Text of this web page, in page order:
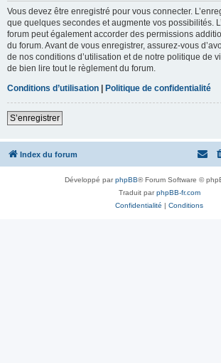
Vous devez être enregistré pour vous connecter.
que quelques secondes et augmente vos possibilités.
forum peut également accorder des permissions
du forum. Avant de vous enregistrer, assurez-vous
de nos conditions d’utilisation et de notre politique de
de bien lire tout le règlement du forum.
Conditions d’utilisation | Politique de confidentialité
S’enregistrer
Index du forum
Développé parphpBB® Forum Software ©
Traduit parphpBB-fr.com
Confidentialité | Conditions